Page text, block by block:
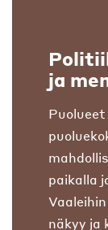
ja
paikalla
näkyy ja